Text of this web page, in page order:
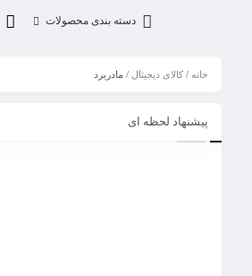
دسته بندی محصولات
خانه / کالای دیجیتال / مادربرد
پیشنهاد لحظه ای